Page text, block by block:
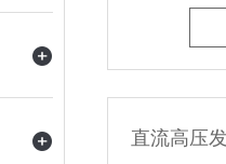
直流高压